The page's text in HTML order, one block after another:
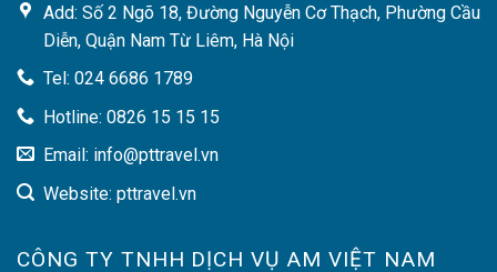
Add: Số 2 Ngõ 18, Đường Nguyễn Cơ Thạch, Phường Cầu
Diễn, Quận Nam Từ Liêm, Hà Nội
Tel: 024 6686 1789
Hotline: 0826 15 15 15
Email: info@pttravel.vn
Website: pttravel.vn
CÔNG TY TNHH DỊCH VỤ AM VIỆT NAM